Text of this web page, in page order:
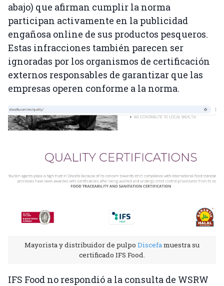
abajo) que afirman cumplir la norma
participan activamente en la publicidad
engañosa online de sus productos pesqueros.
Estas infracciones también parecen ser
ignoradas por los organismos de certificación
externos responsables de garantizar que las
empresas operen conforme a la norma.
Mayorista y distribuidor de pulpo Discefamuestra su
certificado IFS Food.
IFS Food no respondió a la consulta de WSRW